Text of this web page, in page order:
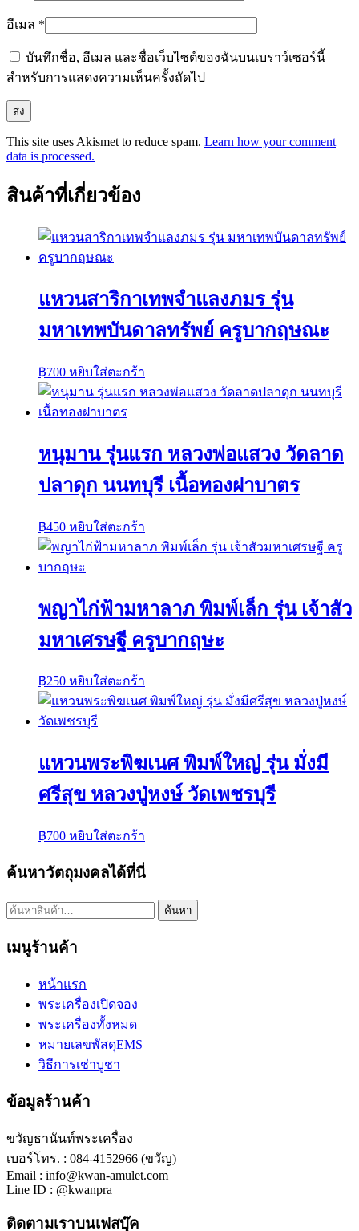
อีเมล *
บันทึกชื่อ, อีเมล และชื่อเว็บไซต์ของฉันบนเบราว์เซอร์นี้
สำหรับการแสดงความเห็นครั้งถัดไป
This site uses Akismet to reduce spam. Learn how your comment
data is processed.
สินค้าที่เกี่ยวข้อง
แหวนสาริกาเทพจำแลงภมร รุ่น
มหาเทพบันดาลทรัพย์ ครูบากฤษณะ
฿700 หยิบใส่ตะกร้า
หนุมาน รุ่นแรก หลวงพ่อแสวง วัดลาด
ปลาดุก นนทบุรี เนื้อทองฝาบาตร
฿450 หยิบใส่ตะกร้า
พญาไก่ฟ้ามหาลาภ พิมพ์เล็ก รุ่น เจ้าสัว
มหาเศรษฐี ครูบากฤษะ
฿250 หยิบใส่ตะกร้า
แหวนพระพิฆเนศ พิมพ์ใหญ่ รุ่น มั่งมี
ศรีสุข หลวงปู่หงษ์ วัดเพชรบุรี
฿700 หยิบใส่ตะกร้า
ค้นหาวัตถุมงคลได้ที่นี่
ค้นหา: ค้นหา
เมนูร้านค้า
หน้าแรก
พระเครื่องเปิดจอง
พระเครื่องทั้งหมด
หมายเลขพัสดุEMS
วิธีการเช่าบูชา
ข้อมูลร้านค้า
ขวัญธานันท์พระเครื่อง
เบอร์โทร. : 084-4152966 (ขวัญ)
Email : info@kwan-amulet.com
Line ID : @kwanpra
ติดตามเราบนเฟสบุ๊ค